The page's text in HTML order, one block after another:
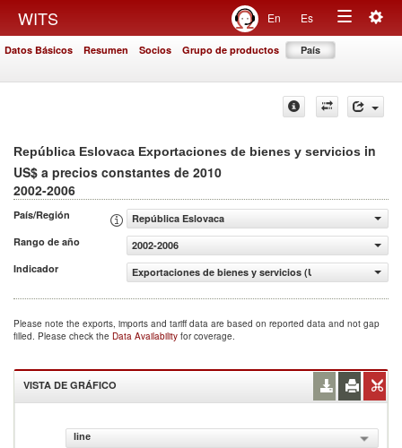
WITS En Es
Toggle
Datos Básicos Resumen Socios Grupo de productos País
República Eslovaca Exportaciones de bienes y servicios in
US$ a precios constantes de 2010
2002-2006
País/Región
República Eslovaca
Rango de año
2002-2006
Indicador
Exportaciones de bienes y servicios (US$ a precios
Please note the exports, imports and tariff data are based on reported data and not gap
filled. Please check the Data Availability for coverage.
VISTA DE GRÁFICO
line